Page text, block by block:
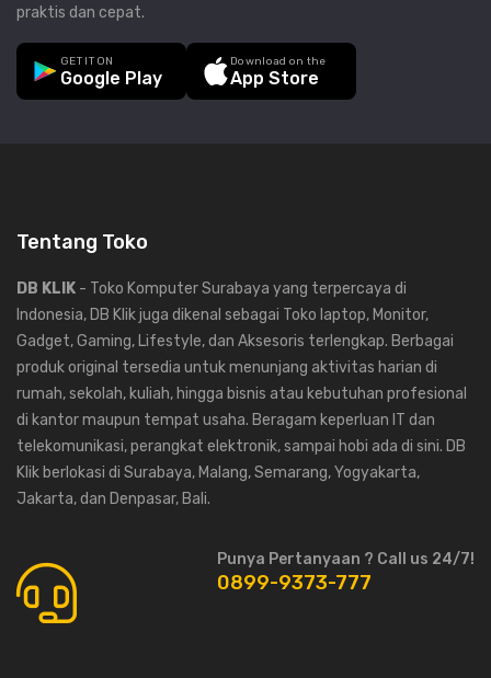
praktis dan cepat.
GET IT ON
Google Play
Download on the
App Store
Tentang Toko
DB KLIK - Toko Komputer Surabaya yang terpercaya di
Indonesia, DB Klik juga dikenal sebagai Toko laptop, Monitor,
Gadget, Gaming, Lifestyle, dan Aksesoris terlengkap. Berbagai
produk original tersedia untuk menunjang aktivitas harian di
rumah, sekolah, kuliah, hingga bisnis atau kebutuhan profesional
di kantor maupun tempat usaha. Beragam keperluan IT dan
telekomunikasi, perangkat elektronik, sampai hobi ada di sini. DB
Klik berlokasi di Surabaya, Malang, Semarang, Yogyakarta,
Jakarta, dan Denpasar, Bali.
Punya Pertanyaan ? Call us 24/7!
0899-9373-777